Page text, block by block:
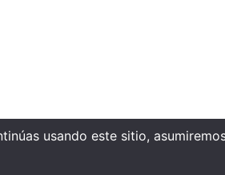
usando este sitio,